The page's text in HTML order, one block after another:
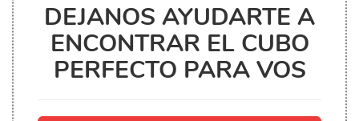
DEJANOS AYUDARTE A
ENCONTRAR EL CUBO
PERFECTO PARA VOS